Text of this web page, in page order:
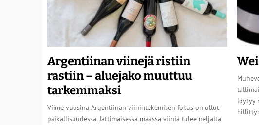
Argentiinan viinejä ristiin
rastiin – aluejako muuttuu
tarkemmaksi
Viime vuosina Argentiinan viinintekemisen fokus on ollut
paikallisuudessa. Jättimäisessä maassa viiniä tulee neljältä
löytyy